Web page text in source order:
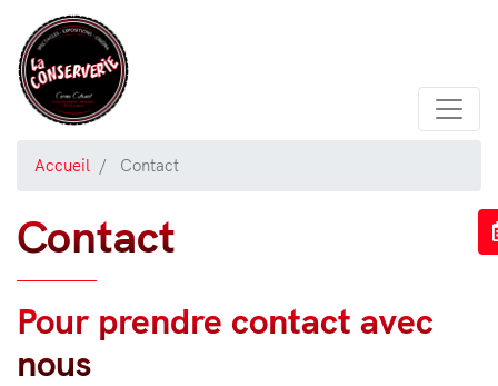
Accueil Contact
Contact
Pour prendre contact avec
nous